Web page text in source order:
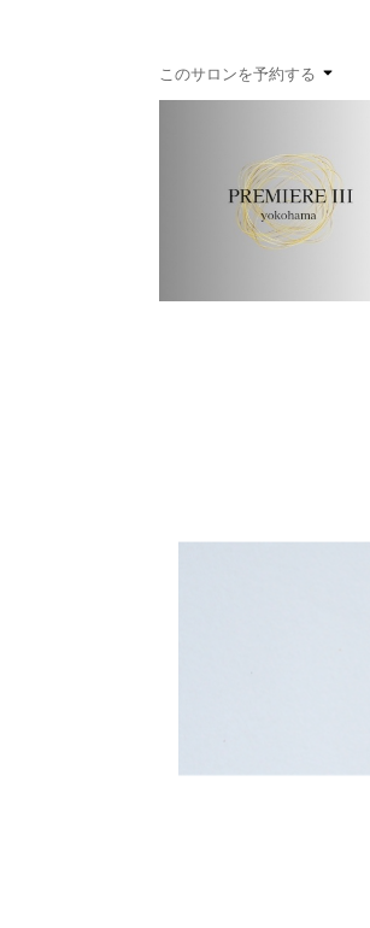
このサロンを予約する